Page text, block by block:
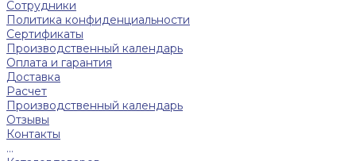
Сотрудники
Политика конфиденциальности
Сертификаты
Производственный календарь
Оплата и гарантия
Доставка
Расчет
Производственный календарь
Отзывы
Контакты
...